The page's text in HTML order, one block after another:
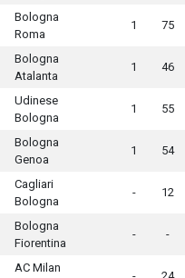
Bologna
Roma
1 75
Bologna
Atalanta
1 46
Udinese
Bologna
1 55
Bologna
Genoa
1 54
Cagliari
Bologna
- 12
Bologna
Fiorentina
- -
AC Milan